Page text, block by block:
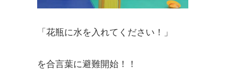
「花瓶に水を入れてください！」
を合言葉に避難開始！！